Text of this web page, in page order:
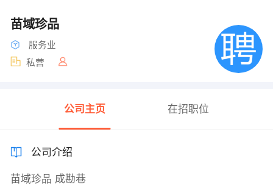
苗域珍品
服务业
私营
公司主页 在招职位
公司介绍
苗域珍品 成勘巷